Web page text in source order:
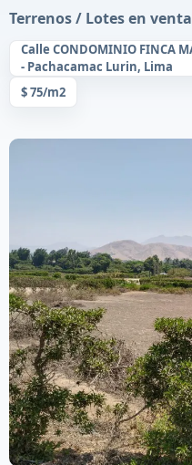
Terrenos / Lotes en
Calle CONDOMINIO FINCA
- Pachacamac Lurin, Lima
$ 75/m2